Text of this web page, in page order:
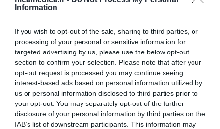
Information
If you wish to opt-out of the sale, sharing to third parties, or
processing of your personal or sensitive information for
targeted advertising by us, please use the below opt-out
section to confirm your selection. Please note that after your
opt-out request is processed you may continue seeing
interest-based ads based on personal information utilized by
us or personal information disclosed to third parties prior to
your opt-out. You may separately opt-out of the further
disclosure of your personal information by third parties on the
IAB’s list of downstream participants. This information may